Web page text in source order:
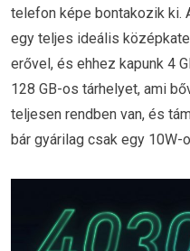
telefon képe bontakozik ki.
egy teljes ideális
erővel, és ehhez kapunk 4
128 GB-os tárhelyet, ami
teljesen rendben van, és
bár gyárilag csak egy 10W-